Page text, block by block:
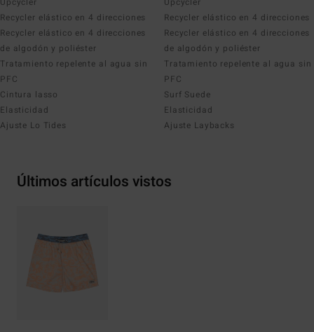
Recycler elástico en 4 direcciones
Recycler elástico en 4 direcciones
de algodón y poliéster
Tratamiento repelente al agua sin
PFC
Cintura lasso
Elasticidad
Ajuste Lo Tides
Recycler elástico en 4 direcciones
Recycler elástico en 4 direcciones
de algodón y poliéster
Tratamiento repelente al agua sin
PFC
Surf Suede
Elasticidad
Ajuste Laybacks
Últimos artículos vistos